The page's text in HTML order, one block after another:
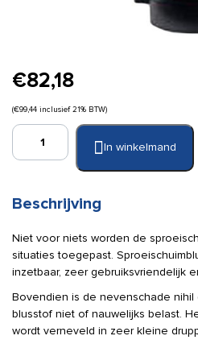
€82,18
(€99,44 inclusief 21% BTW)
Schuimblusser
In winkelmand
Beschrijving
Niet voor niets worden de
situaties toegepast.
inzetbaar, zeer gebruiksvriendelijk
Bovendien is de nevenschade
blusstof niet of nauwelijks belast.
wordt verneveld in zeer kleine